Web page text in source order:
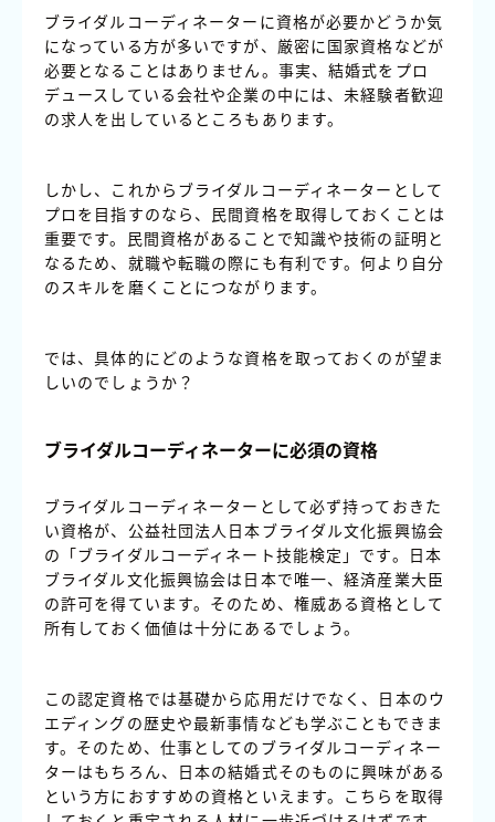
ブライダルコーディネーターに資格が必要かどうか気
になっている方が多いですが、厳密に国家資格などが
必要となることはありません。事実、結婚式をプロ
デュースしている会社や企業の中には、未経験者歓迎
の求人を出しているところもあります。
しかし、これからブライダルコーディネーターとして
プロを目指すのなら、民間資格を取得しておくことは
重要です。民間資格があることで知識や技術の証明と
なるため、就職や転職の際にも有利です。何より自分
のスキルを磨くことにつながります。
では、具体的にどのような資格を取っておくのが望ま
しいのでしょうか？
ブライダルコーディネーターに必須の資格
ブライダルコーディネーターとして必ず持っておきた
い資格が、公益社団法人日本ブライダル文化振興協会
の「ブライダルコーディネート技能検定」です。日本
ブライダル文化振興協会は日本で唯一、経済産業大臣
の許可を得ています。そのため、権威ある資格として
所有しておく価値は十分にあるでしょう。
この認定資格では基礎から応用だけでなく、日本のウ
エディングの歴史や最新事情なども学ぶこともできま
す。そのため、仕事としてのブライダルコーディネー
ターはもちろん、日本の結婚式そのものに興味がある
という方におすすめの資格といえます。こちらを取得